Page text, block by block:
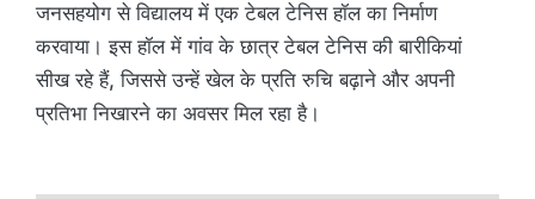
जनसहयोग से विद्यालय में एक टेबल टेनिस हॉल का निर्माण
करवाया। इस हॉल में गांव के छात्र टेबल टेनिस की बारीकियां
सीख रहे हैं, जिससे उन्हें खेल के प्रति रुचि बढ़ाने और अपनी
प्रतिभा निखारने का अवसर मिल रहा है।